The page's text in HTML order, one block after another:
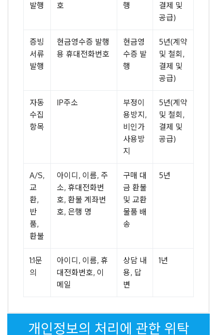
발행
호
행
결제 및
공급)
증빙
서류
발행
현금영수증 발행
용 휴대전화번호
현금영
수증 발
행
5년(계약
및 철회,
결제 및
공급)
자동
수집
항목
IP주소
부정이
용방지,
비인가
사용방
지
5년(계약
및 철회,
결제 및
공급)
A/S,
교
환,
반
품,
환불
아이디, 이름, 주
소, 휴대전화번
호, 환불 계좌번
호, 은행 명
구매 대
금 환불
및 교환
물품 배
송
5년
1:1문
의
아이디, 이름, 휴
대전화번호, 이
메일
상담 내
용, 답
변
1년
개인정보의 처리에 관한 위탁